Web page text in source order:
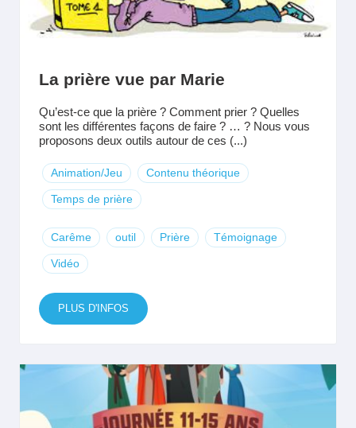
La prière vue par Marie
Qu’est-ce que la prière ? Comment prier ? Quelles
sont les différentes façons de faire ? … ? Nous vous
proposons deux outils autour de ces (...)
Animation/Jeu Contenu théorique
Temps de prière
Carême outil Prière Témoignage
Vidéo
PLUS D'INFOS